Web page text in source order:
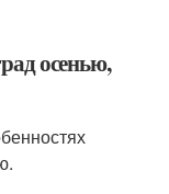
осенью,